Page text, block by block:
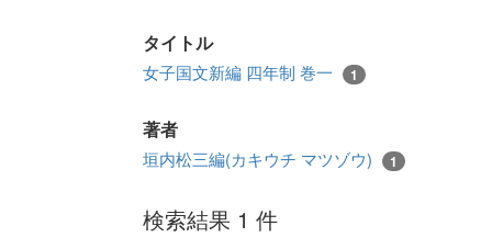
タイトル
女子国文新編 四年制 巻一 1
著者
垣内松三編(カキウチ マツゾウ) 1
検索結果 1 件